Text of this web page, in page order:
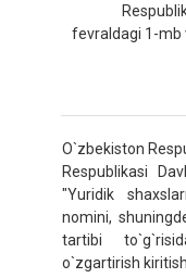
fevraldagi 1-mb
O`zbekiston
Respublikasi
"Yuridik
nomini,
tartibi
o`zgartirish